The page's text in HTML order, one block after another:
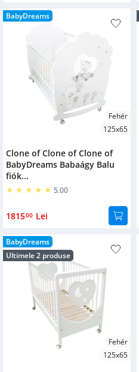
Bükk
Bababútor
BabyDreams
Fehér
125x65
Clone of Clone of Clone of
BabyDreams Babaágy Balu
fiók...
5.00
181500 Lei
BabyDreams
Ultimele 2 produse
Fehér
125x65